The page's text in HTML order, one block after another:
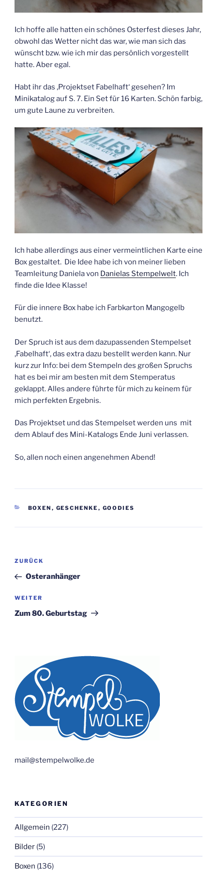
Ich hoffe alle hatten ein schönes Osterfest dieses Jahr,
obwohl das Wetter nicht das war, wie man sich das
wünscht bzw. wie ich mir das persönlich vorgestellt
hatte. Aber egal.
Habt ihr das ‚Projektset Fabelhaft‘ gesehen? Im
Minikatalog auf S. 7. Ein Set für 16 Karten. Schön farbig,
um gute Laune zu verbreiten.
Ich habe allerdings aus einer vermeintlichen Karte eine
Box gestaltet. Die Idee habe ich von meiner lieben
Teamleitung Daniela von Danielas Stempelwelt. Ich
finde die Idee Klasse!
Für die innere Box habe ich Farbkarton Mangogelb
benutzt.
Der Spruch ist aus dem dazupassenden Stempelset
‚Fabelhaft‘, das extra dazu bestellt werden kann. Nur
kurz zur Info: bei dem Stempeln des großen Spruchs
hat es bei mir am besten mit dem Stemperatus
geklappt. Alles andere führte für mich zu keinem für
mich perfekten Ergebnis.
Das Projektset und das Stempelset werden uns mit
dem Ablauf des Mini-Katalogs Ende Juni verlassen.
So, allen noch einen angenehmen Abend!
KATEGORIEN
BOXEN , GESCHENKE , GOODIES
Beitragsnavigation
Vorheriger
Beitrag
ZURÜCK
Osteranhänger
Nächster
Beitrag
WEITER
Zum 80. Geburtstag
mail@stempelwolke.de
KATEGORIEN
Allgemein (227)
Bilder (5)
Boxen (136)